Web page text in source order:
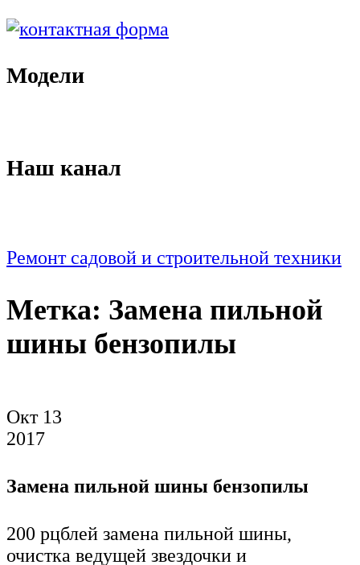
Модели
Наш канал
Ремонт садовой и строительной техники
Метка: Замена пильной
шины бензопилы
Окт 13
2017
Замена пильной шины бензопилы
200 рцблей замена пильной шины,
очистка ведущей звездочки и